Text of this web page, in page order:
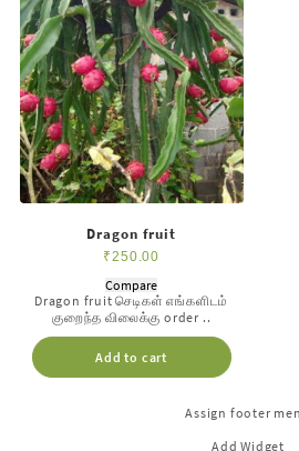
Dragon fruit
₹250.00
Dragon fruit செடிகள் எங்களிடம்
குறைந்த விலைக்கு order ..
Add to cart
Compare
Assign footer
Add Widget